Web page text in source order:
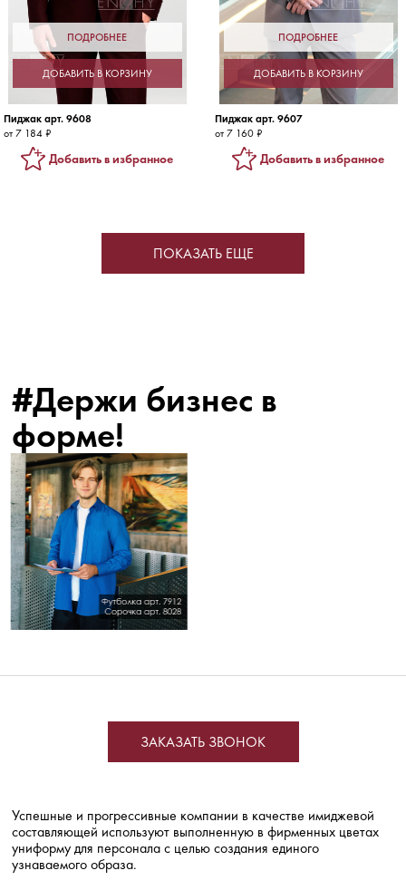
ПОДРОБНЕЕ
ДОБАВИТЬ В КОРЗИНУ
Пиджак арт. 9608
от 7 184 ₽
Добавить в избранное
ПОДРОБНЕЕ
ДОБАВИТЬ В КОРЗИНУ
Пиджак арт. 9607
от 7 160 ₽
Добавить в избранное
ПОКАЗАТЬ ЕЩЕ
#Держи бизнес в
форме!
ЗАКАЗАТЬ ЗВОНОК
Успешные и прогрессивные компании в качестве имиджевой
составляющей используют выполненную в фирменных цветах
униформу для персонала с целью создания единого
узнаваемого образа.